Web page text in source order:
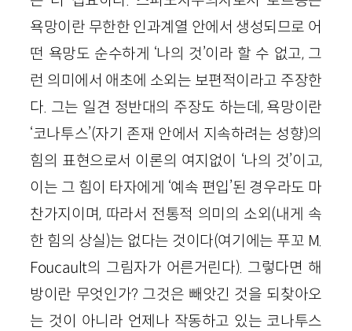
욕망이란 무한한 인과계열 안에서 생성되므로 어
떤 욕망도 순수하게 ‘나의 것’이라 할 수 없고, 그
런 의미에서 애초에 소외는 보편적이라고 주장한
다. 그는 일견 정반대의 주장도 하는데, 욕망이란
‘코나투스’(자기 존재 안에서 지속하려는 성향)의
힘의 표현으로서 이론의 여지없이 ‘나의 것’이고,
이는 그 힘이 타자에게 ‘예속 편입’된 경우라도 마
찬가지이며, 따라서 전통적 의미의 소외(내게 속
한 힘의 상실)는 없다는 것이다(여기에는 푸꼬 M.
Foucault의 그림자가 어른거린다). 그렇다면 해
방이란 무엇인가? 그것은 빼앗긴 것을 되찾아오
는 것이 아니라 언제나 작동하고 있는 코나투스